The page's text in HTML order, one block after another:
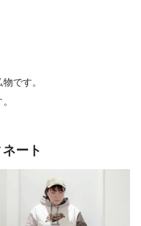
です。
ート